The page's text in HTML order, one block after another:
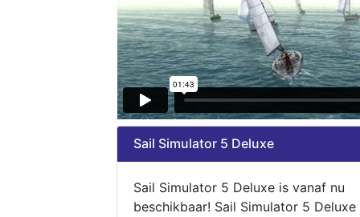
Sail Simulator 5 Deluxe
Sail Simulator 5 Deluxe is vanaf nu
beschikbaar! Sail Simulator 5